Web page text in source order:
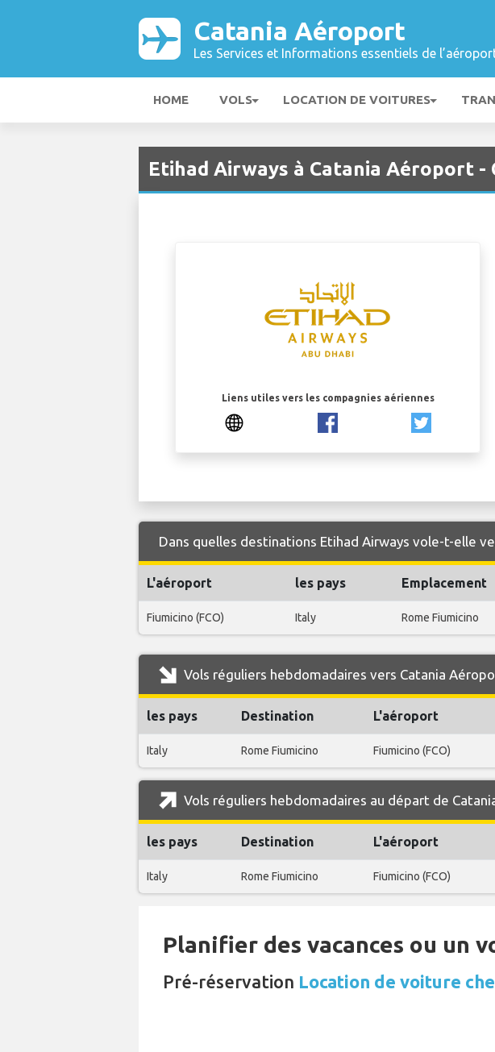
Catania Aéroport
Les Services et Informations essentiels de
HOME VOLS LOCATION DE VOITURES
Etihad Airways à Catania Aéroport -
Liens utiles vers les compagnies aériennes
Dans quelles destinations Etihad Airways vole-t-elle
L'aéroport les pays Emplacement
Fiumicino (FCO) Italy Rome Fiumicino
Vols réguliers hebdomadaires vers Catania
les pays Destination L'aéroport
Italy Rome Fiumicino Fiumicino (FCO)
Vols réguliers hebdomadaires au départ de
les pays Destination L'aéroport
Italy Rome Fiumicino Fiumicino (FCO)
Planifier des vacances ou un
Pré-réservation Location de voiture